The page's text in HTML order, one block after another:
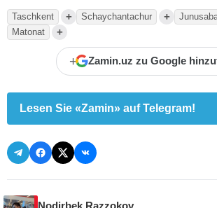
Taschkent + Schaychantachur +
Matonat +
+ Zamin.uz zu Google
Lesen Sie «Zamin» auf Telegram!
Nodirbek Razzokov